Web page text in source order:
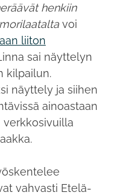
henkiin
voi
liiton
sai näyttelyn
kilpailun.
näyttely ja siihen
ainoastaan
verkkosivuilla
vahvasti Etelä-